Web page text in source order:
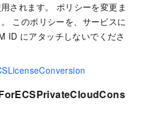
されます。 ポリシーを変更ま
このポリシーを、サービスに
ID にアタッチしないでくださ